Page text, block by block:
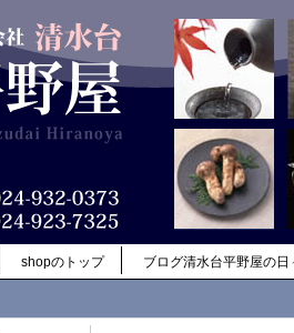
shopのトップ ブログ清水台平野屋の日